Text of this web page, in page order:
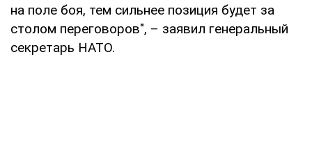
на поле боя, тем сильнее позиция будет за
столом переговоров", – заявил генеральный
секретарь НАТО.